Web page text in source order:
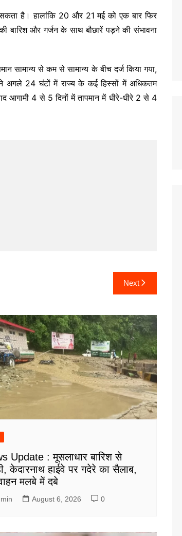
है। हालांकि 20 और 21 मई को एक बार फिर
बारिश और गर्जन के साथ बौछारें पड़ने की संभावना
सामान्य से कम से सामान्य के बीच दर्ज किया गया,
ने अगले 24 घंटों में राज्य के कई हिस्सों में अधिकतम
आगामी 4 से 5 दिनों में तापमान में धीरे-धीरे 2 से 4
Next
Update : मूसलाधार बारिश से
केदारनाथ हाईवे पर गदेरे का सैलाब,
मलबे में दबे
August 6, 2026 0